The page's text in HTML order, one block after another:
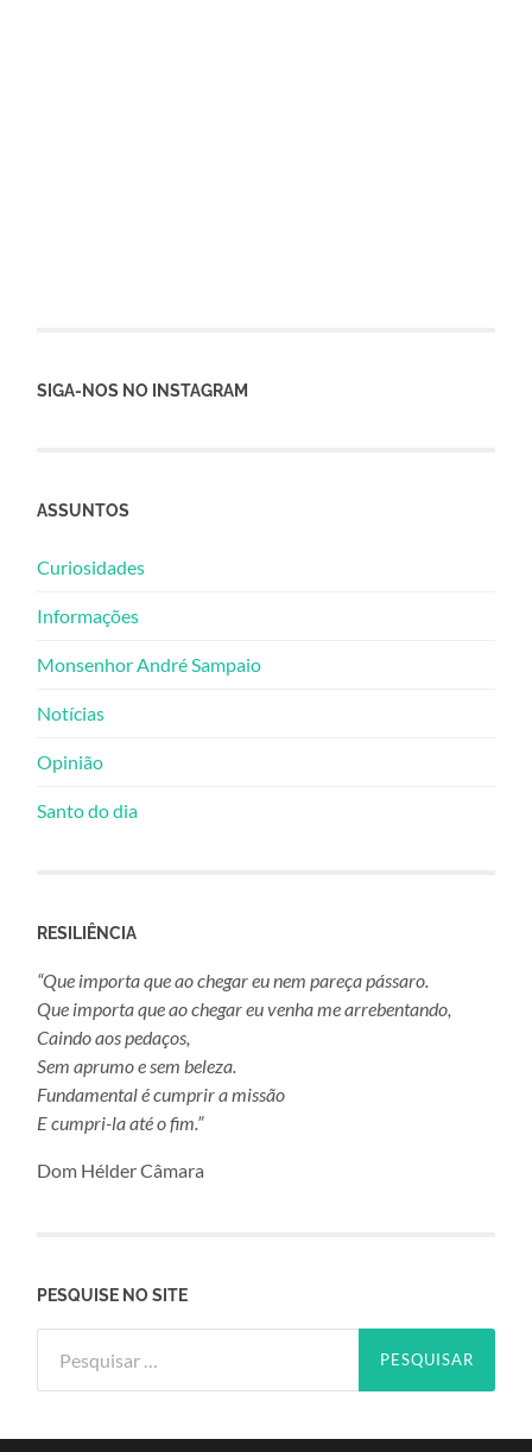
SIGA-NOS NO INSTAGRAM
ASSUNTOS
Curiosidades
Informações
Monsenhor André Sampaio
Notícias
Opinião
Santo do dia
RESILIÊNCIA
“Que importa que ao chegar eu nem pareça pássaro.
Que importa que ao chegar eu venha me arrebentando,
Caindo aos pedaços,
Sem aprumo e sem beleza.
Fundamental é cumprir a missão
E cumpri-la até o fim.”
Dom Hélder Câmara
PESQUISE NO SITE
por: